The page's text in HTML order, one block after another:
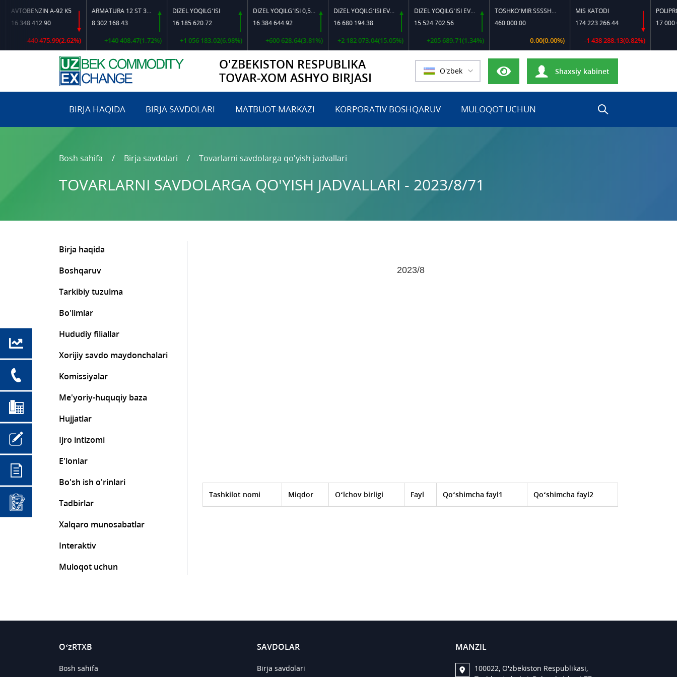
A-92 K5
348 412.90
-440 475.99(2.62%)
ARMATURA 12 ST 35 GS O‘LCHAMLI
8 302 168.43
+140 408.47(1.72%)
DIZEL YOQILG‘ISI
16 185 620.72
+1 056 183.02(6.98%)
DIZEL YOQILG‘ISI 0,5-40
16 384 644.92
+600 628.64(3.81%)
DIZEL YOQILG‘ISI EVRO L-K-4
16 680 194.38
+2 182 073.04(15.05%)
DIZEL YOQILG‘ISI EVRO-L II K-4 SSDF
15 524 702.56
+205 689.71(1.34%)
TOSHKO‘MIR SSSSH-13
460 000.00
0.00(0.00%)
MIS KATODI
174 223 266.44
-1 438 288.13(0.82%)
17 000
O'ZBEKISTON RESPUBLIKA
TOVAR-XOM ASHYO BIRJASI
O'zbek Shaxsiy kabinet
BIRJA HAQIDA BIRJA SAVDOLARI MATBUOT-MARKAZI KORPORATIV BOSHQARUV MULOQOT UCHUN
Bosh sahifa Birja savdolari Tovarlarni savdolarga qo'yish jadvallari
TOVARLARNI SAVDOLARGA QO'YISH JADVALLARI - 2023/8/71
Birja haqida
Boshqaruv
Tarkibiy tuzulma
Bo'limlar
Hududiy filiallar
Xorijiy savdo maydonchalari
Komissiyalar
Me'yoriy-huquqiy baza
Hujjatlar
Ijro intizomi
E'lonlar
Bo'sh ish o'rinlari
Tadbirlar
Xalqaro munosabatlar
Interaktiv
Muloqot uchun
2023/8
Tashkilot nomi Miqdor O‘lchov birligi Fayl Qo‘shimcha fayl1 Qo‘shimcha fayl2
O‘zRTXB
Bosh sahifa
SAVDOLAR
Birja savdolari
MANZIL
100022, O'zbekiston Respublikasi,